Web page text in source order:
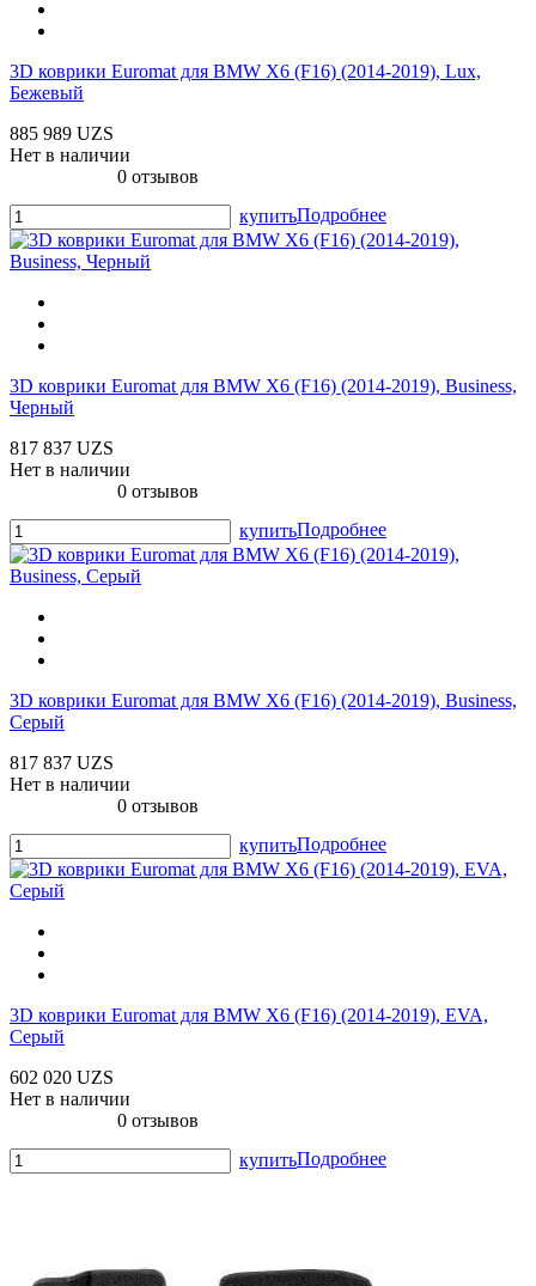
3D коврики Euromat для BMW X6 (F16) (2014-2019), Lux,
Бежевый
885 989 UZS
Нет в наличии
0 отзывов
купитьПодробнее
3D коврики Euromat для BMW X6 (F16) (2014-2019), Business,
Черный
817 837 UZS
Нет в наличии
0 отзывов
купитьПодробнее
3D коврики Euromat для BMW X6 (F16) (2014-2019), Business,
Серый
817 837 UZS
Нет в наличии
0 отзывов
купитьПодробнее
3D коврики Euromat для BMW X6 (F16) (2014-2019), EVA,
Серый
602 020 UZS
Нет в наличии
0 отзывов
купитьПодробнее